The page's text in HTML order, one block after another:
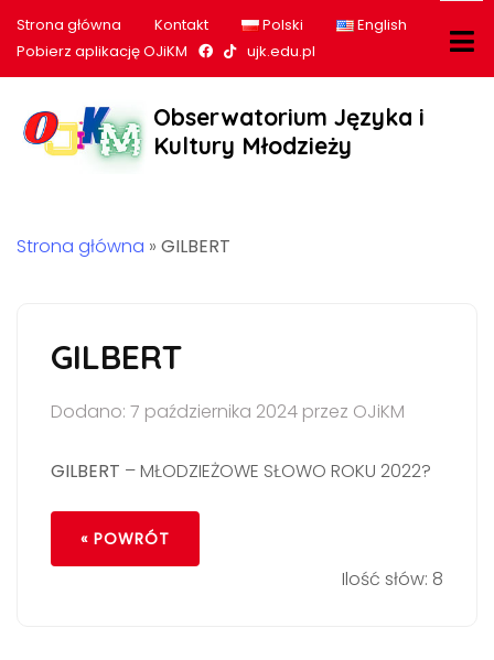
Strona główna Kontakt Polski
English
Pobierz aplikację OJiKM
Nasz profil na Facebook
Nasz profil na tiktok
ujk.edu.pl
Obserwatorium Języka i
Kultury Młodzieży
Strona główna » GILBERT
GILBERT
Dodano: 7 października 2024 przez OJiKM
GILBERT – MŁODZIEŻOWE SŁOWO ROKU 2022?
« POWRÓT
Ilość słów: 8